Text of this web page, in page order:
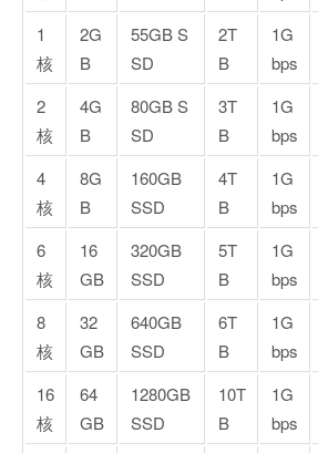
1
核
2G
B
55GB S
SD
2T
B
1G
bps
2
核
4G
B
80GB S
SD
3T
B
1G
bps
4
核
8G
B
160GB
SSD
4T
B
1G
bps
6
核
16
GB
320GB
SSD
5T
B
1G
bps
8
核
32
GB
640GB
SSD
6T
B
1G
bps
16
核
64
GB
1280GB
SSD
10T
B
1G
bps